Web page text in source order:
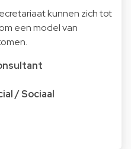
kunnen zich tot
een model van
/ Sociaal